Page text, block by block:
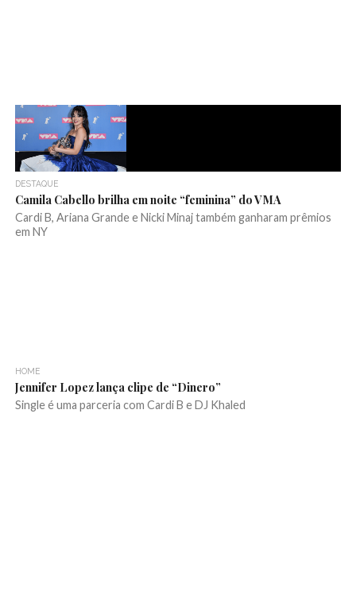
DESTAQUE
Camila Cabello brilha em noite “feminina” do VMA
Cardi B, Ariana Grande e Nicki Minaj também ganharam prêmios
em NY
HOME
Jennifer Lopez lança clipe de “Dinero”
Single é uma parceria com Cardi B e DJ Khaled